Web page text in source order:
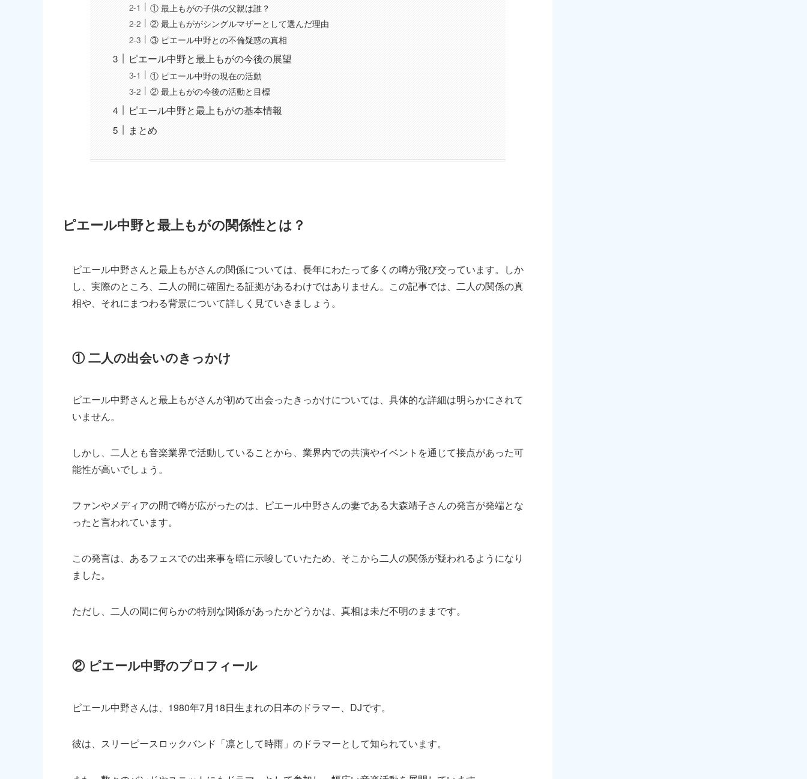
① 最上もがの子供の父親は誰？
② 最上もががシングルマザーとして選んだ理由
③ ピエール中野との不倫疑惑の真相
ピエール中野と最上もがの今後の展望
① ピエール中野の現在の活動
② 最上もがの今後の活動と目標
ピエール中野と最上もがの基本情報
まとめ
ピエール中野と最上もがの関係性とは？
ピエール中野さんと最上もがさんの関係については、長年にわたって多くの噂が飛び交っています。しか
し、実際のところ、二人の間に確固たる証拠があるわけではありません。この記事では、二人の関係の真
相や、それにまつわる背景について詳しく見ていきましょう。
① 二人の出会いのきっかけ
ピエール中野さんと最上もがさんが初めて出会ったきっかけについては、具体的な詳細は明らかにされて
いません。
しかし、二人とも音楽業界で活動していることから、業界内での共演やイベントを通じて接点があった可
能性が高いでしょう。
ファンやメディアの間で噂が広がったのは、ピエール中野さんの妻である大森靖子さんの発言が発端とな
ったと言われています。
この発言は、あるフェスでの出来事を暗に示唆していたため、そこから二人の関係が疑われるようになり
ました。
ただし、二人の間に何らかの特別な関係があったかどうかは、真相は未だ不明のままです。
② ピエール中野のプロフィール
ピエール中野さんは、1980年7月18日生まれの日本のドラマー、DJです。
彼は、スリーピースロックバンド「凛として時雨」のドラマーとして知られています。